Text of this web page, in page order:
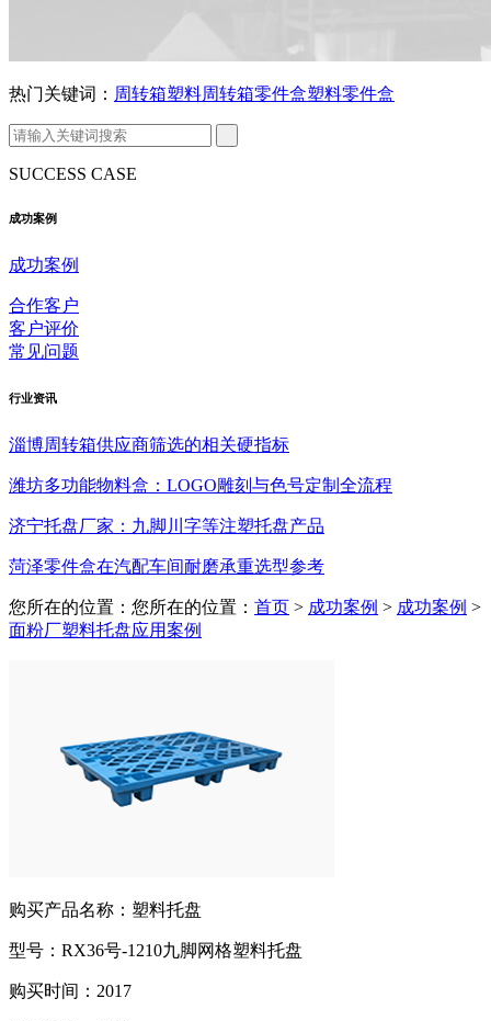
热门关键词： 周转箱塑料周转箱零件盒塑料零件盒
SUCCESS CASE
成功案例
成功案例
合作客户
客户评价
常见问题
行业资讯
淄博周转箱供应商筛选的相关硬指标
潍坊多功能物料盒：LOGO雕刻与色号定制全流程
济宁托盘厂家：九脚川字等注塑托盘产品
菏泽零件盒在汽配车间耐磨承重选型参考
您所在的位置：您所在的位置： 首页 > 成功案例 > 成功案例 >
面粉厂塑料托盘应用案例
购买产品名称： 塑料托盘
型号： RX36号-1210九脚网格塑料托盘
购买时间： 2017